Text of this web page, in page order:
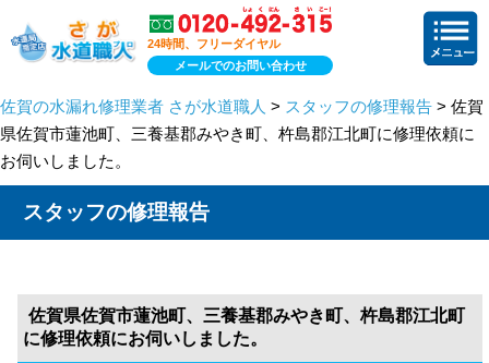
24時間、フリーダイヤル
メールでのお問い合わせ
佐賀の水漏れ修理業者 さが水道職人 > スタッフの修理報告 > 佐賀
県佐賀市蓮池町、三養基郡みやき町、杵島郡江北町に修理依頼に
お伺いしました。
スタッフの修理報告
佐賀県佐賀市蓮池町、三養基郡みやき町、杵島郡江北町
に修理依頼にお伺いしました。